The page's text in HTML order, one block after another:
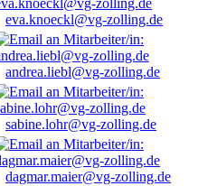
eva.knoeckl@vg-zolling.de
andrea.liebl@vg-zolling.de
sabine.lohr@vg-zolling.de
dagmar.maier@vg-zolling.de